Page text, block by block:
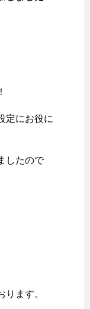
定にお役に
したので
ます。